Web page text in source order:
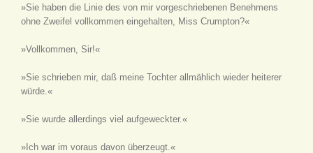
»Sie haben die Linie des von mir vorgeschriebenen Benehmens
ohne Zweifel vollkommen eingehalten, Miss Crumpton?«
»Vollkommen, Sir!«
»Sie schrieben mir, daß meine Tochter allmählich wieder heiterer
würde.«
»Sie wurde allerdings viel aufgeweckter.«
»Ich war im voraus davon überzeugt.«